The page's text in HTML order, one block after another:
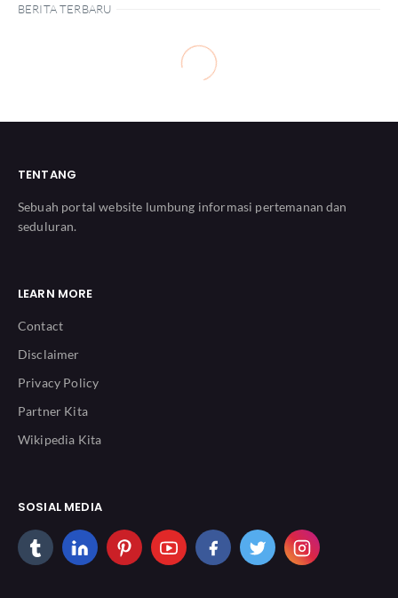
BERITA TERBARU
TENTANG
Sebuah portal website lumbung informasi pertemanan dan
seduluran.
LEARN MORE
Contact
Disclaimer
Privacy Policy
Partner Kita
Wikipedia Kita
SOSIAL MEDIA